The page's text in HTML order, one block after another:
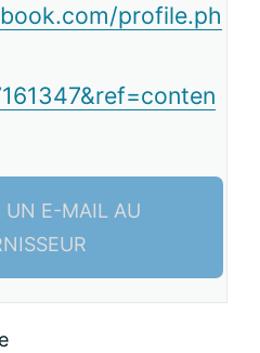
profile.ph
UN E-MAIL AU